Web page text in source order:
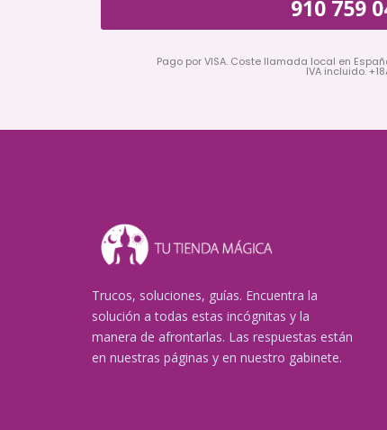
910 759
Pago por VISA. Coste llamada local en
IVA incluido.
Trucos, soluciones, guías. Encuentra la
solución a todas estas incógnitas y la
manera de afrontarlas. Las respuestas están
en nuestras páginas y en nuestro gabinete.